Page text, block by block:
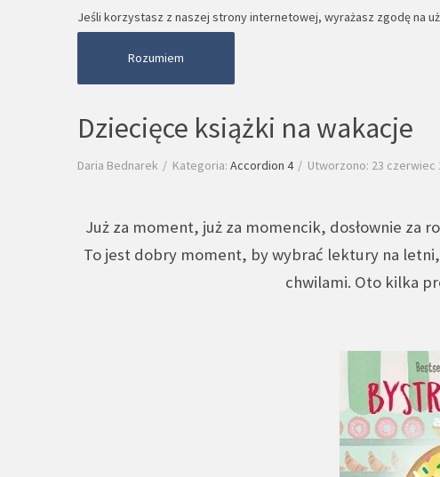
Jeśli korzystasz z naszej strony internetowej, wyrażasz zgodę na
Rozumiem
Dziecięce książki na wakacje
Daria Bednarek Kategoria: Accordion 4 Utworzono: 23 czerwiec
Już za moment, już za momencik, dosłownie za
To jest dobry moment, by wybrać lektury na
chwilami. Oto kilka